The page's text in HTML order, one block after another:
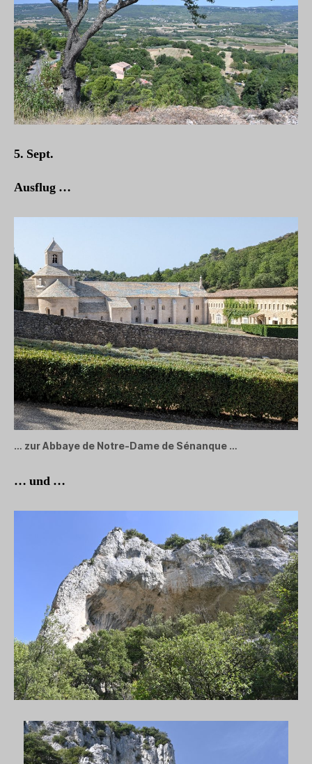
5. Sept.
Ausflug …
… zur Abbaye de Notre-Dame de Sénanque …
… und …